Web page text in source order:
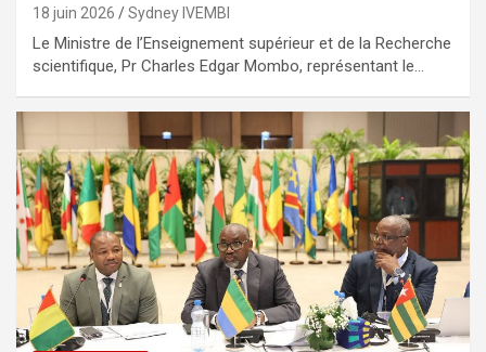
18 juin 2026 Sydney IVEMBI
Le Ministre de l’Enseignement supérieur et de la Recherche
scientifique, Pr Charles Edgar Mombo, représentant le…